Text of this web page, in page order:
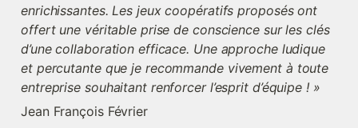
enrichissantes. Les jeux coopératifs proposés ont
offert une véritable prise de conscience sur les clés
d’une collaboration efficace. Une approche ludique
et percutante que je recommande vivement à toute
entreprise souhaitant renforcer l’esprit d’équipe ! »
Jean François Février